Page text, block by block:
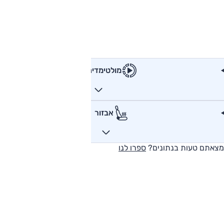
מולטימדיה
אבזור
מצאתם טעות בנתונים? ספרו לנו